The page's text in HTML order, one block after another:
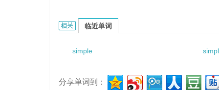
simple ordering of values的相关资料：
临近单词
simple
分享单词到：